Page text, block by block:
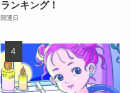
ランキング！
開運日